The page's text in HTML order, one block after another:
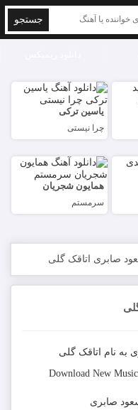
جستجو
یاسین ترکی
چرا نیستی
همایون شجریان
سرمستم
صابری اتاقک گلی
به نام اتاقک گلی
Download New Music